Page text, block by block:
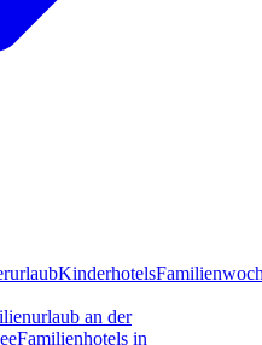
Kinderhotels
an der
Familienhotels in